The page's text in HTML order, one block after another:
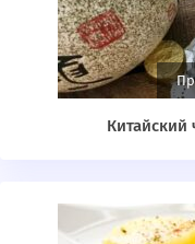
Китайский